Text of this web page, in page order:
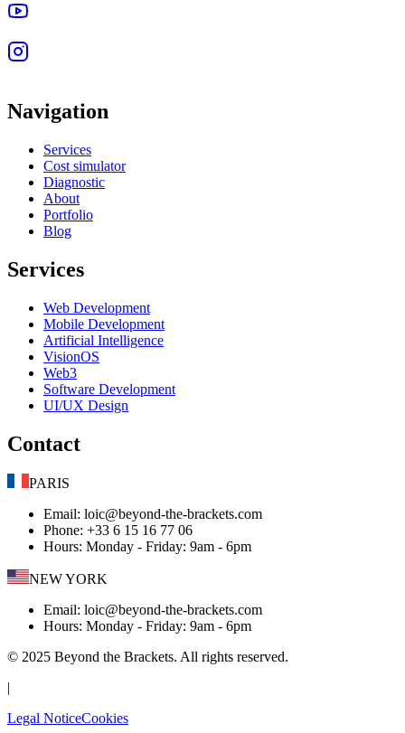
Navigation
Services
Cost simulator
Diagnostic
About
Portfolio
Blog
Services
Web Development
Mobile Development
Artificial Intelligence
VisionOS
Web3
Software Development
UI/UX Design
Contact
PARIS
Email: loic@beyond-the-brackets.com
Phone: +33 6 15 16 77 06
Hours: Monday - Friday: 9am - 6pm
NEW YORK
Email: loic@beyond-the-brackets.com
Hours: Monday - Friday: 9am - 6pm
© 2025 Beyond the Brackets. All rights reserved.
|
Legal NoticeCookies